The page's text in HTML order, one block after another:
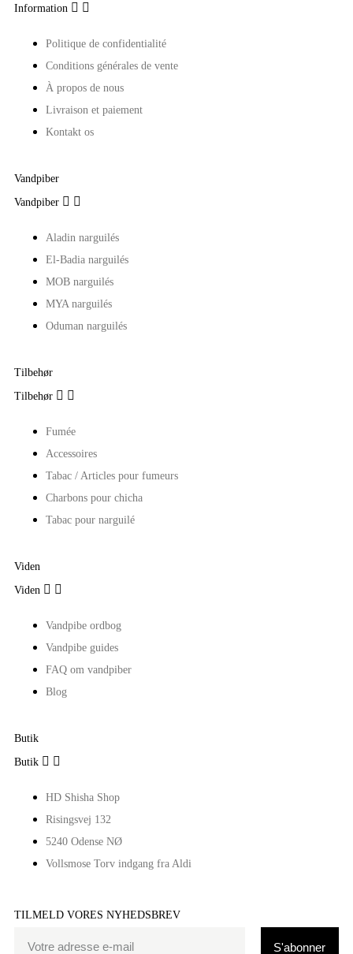
Information  
Politique de confidentialité
Conditions générales de vente
À propos de nous
Livraison et paiement
Kontakt os
Vandpiber
Vandpiber  
Aladin narguilés
El-Badia narguilés
MOB narguilés
MYA narguilés
Oduman narguilés
Tilbehør
Tilbehør  
Fumée
Accessoires
Tabac / Articles pour fumeurs
Charbons pour chicha
Tabac pour narguilé
Viden
Viden  
Vandpibe ordbog
Vandpibe guides
FAQ om vandpiber
Blog
Butik
Butik  
HD Shisha Shop
Risingsvej 132
5240 Odense NØ
Vollsmose Torv indgang fra Aldi
TILMELD VORES NYHEDSBREV
S'abonner